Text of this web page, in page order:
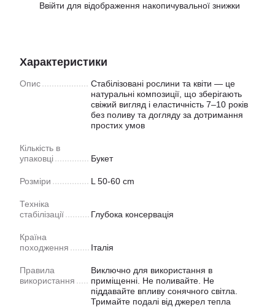
Ввійти для відображення накопичувальної знижки
Характеристики
Опис
Стабілізовані рослини та квіти — це
натуральні композиції, що зберігають
свіжий вигляд і еластичність 7–10 років
без поливу та догляду за дотримання
простих умов
Кiлькiсть в
упаковцi
Букет
Розмiри L 50-60 cm
Техніка
стабілізації
Глубока консервацiя
Країна
походження
Італія
Правила
використання
Виключно для використання в
приміщенні. Не поливайте. Не
піддавайте впливу сонячного світла.
Тримайте подалі від джерел тепла